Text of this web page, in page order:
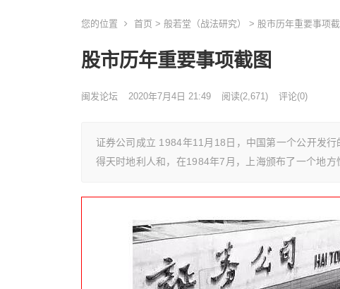
您的位置 首页 > 般若堂（战法研究） > 股市历年重要事项
股市历年重要事项截图
闽发论坛 2020年7月4日 21:49 阅读(2,671) 评论(0)
证券公司成立 1984年11月18日，中国第一个公开发
得天时地利人和，在1984年7月，上海颁布了一个地方